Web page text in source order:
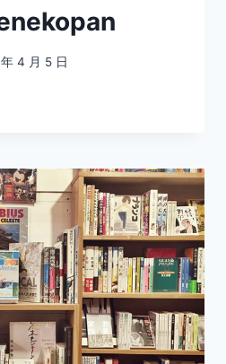
4 月 5 日